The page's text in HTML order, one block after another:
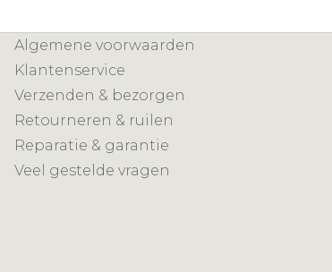
Algemene voorwaarden
Klantenservice
Verzenden & bezorgen
Retourneren & ruilen
Reparatie & garantie
Veel gestelde vragen